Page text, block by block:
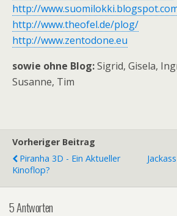
http://
http://www.theofel.de/plog/
http://www.zentodone.eu
sowie ohne Blog:Sigrid, Gisela,
Susanne, Tim
Vorheriger Beitrag
Piranha 3D - Ein Aktueller
Kinoflop?
5 Antworten